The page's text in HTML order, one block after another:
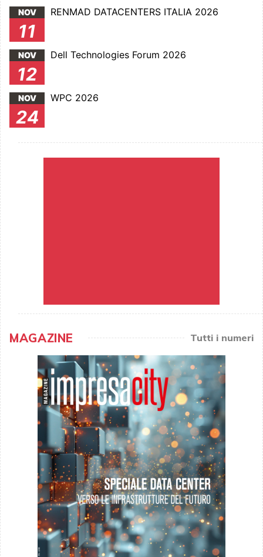
NOV
11
RENMAD DATACENTERS ITALIA 2026
NOV
12
Dell Technologies Forum 2026
NOV
24
WPC 2026
MAGAZINE Tutti i numeri